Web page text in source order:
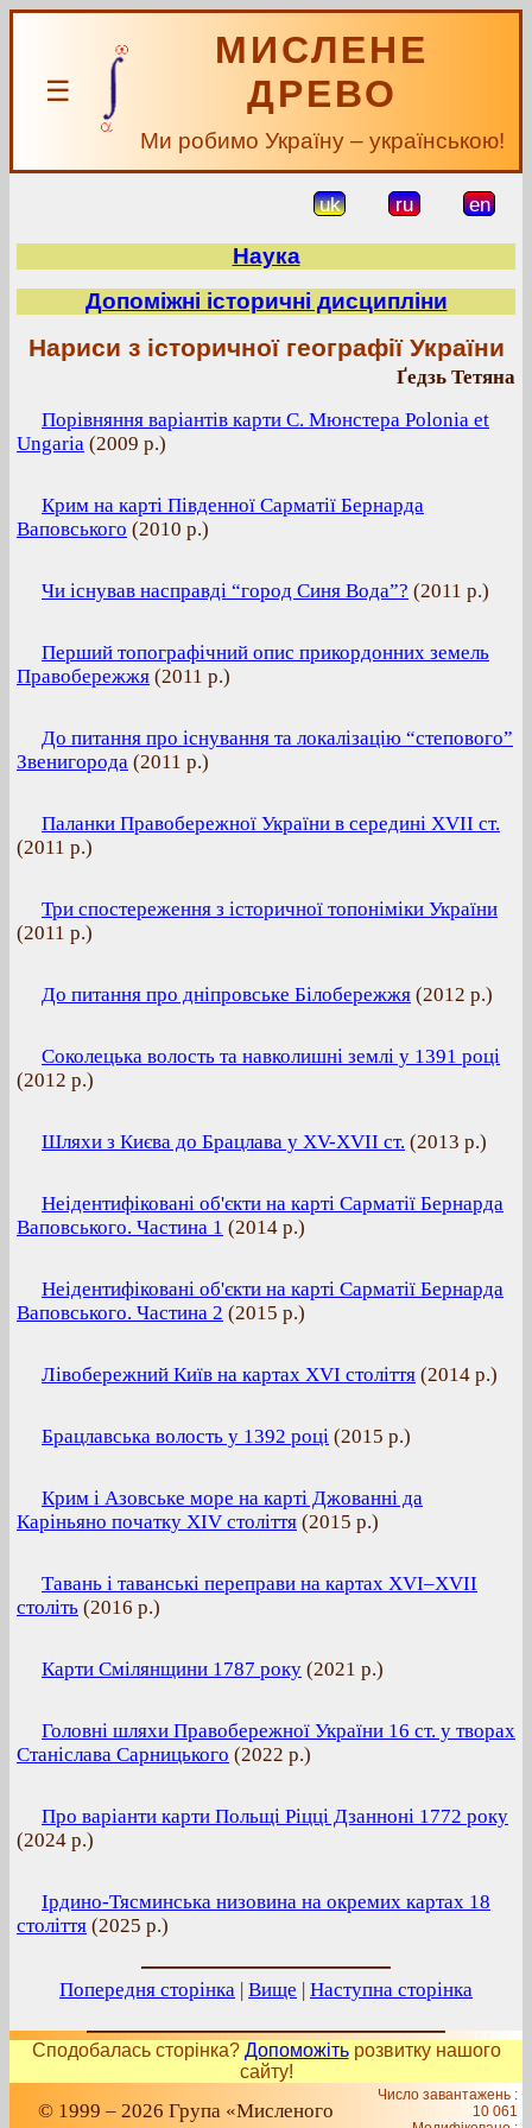
☰
МИСЛЕНЕ
ДРЕВО
Ми робимо Україну – українською!
uk ru en
Наука
Допоміжні історичні дисципліни
Нариси з історичної географії України
Ґедзь Тетяна
Порівняння варіантів карти С. Мюнстера Polonia et
Ungaria (2009 р.)
Крим на карті Південної Сарматії Бернарда
Ваповського (2010 р.)
Чи існував насправді “город Синя Вода”? (2011 р.)
Перший топографічний опис прикордонних земель
Правобережжя (2011 р.)
До питання про існування та локалізацію “степового”
Звенигорода (2011 р.)
Паланки Правобережної України в середині XVII ст.
(2011 р.)
Три спостереження з історичної топоніміки України
(2011 р.)
До питання про дніпровське Білобережжя (2012 р.)
Соколецька волость та навколишні землі у 1391 році
(2012 р.)
Шляхи з Києва до Брацлава у XV-XVII ст. (2013 р.)
Неідентифіковані об'єкти на карті Сарматії Бернарда
Ваповського. Частина 1 (2014 р.)
Неідентифіковані об'єкти на карті Сарматії Бернарда
Ваповського. Частина 2 (2015 р.)
Лівобережний Київ на картах XVI століття (2014 р.)
Брацлавська волость у 1392 році (2015 р.)
Крим і Азовське море на карті Джованні да
Каріньяно початку XIV століття (2015 р.)
Тавань і таванські переправи на картах XVI–XVII
століть (2016 р.)
Карти Смілянщини 1787 року (2021 р.)
Головні шляхи Правобережної України 16 ст. у творах
Станіслава Сарницького (2022 р.)
Про варіанти карти Польщі Ріцці Дзанноні 1772 року
(2024 р.)
Ірдино-Тясминська низовина на окремих картах 18
століття (2025 р.)
Попередня сторінка | Вище | Наступна сторінка
Сподобалась сторінка? Допоможітьрозвитку нашого
сайту!
© 1999 – 2026 Група «Мисленого
Число завантажень :
10 061